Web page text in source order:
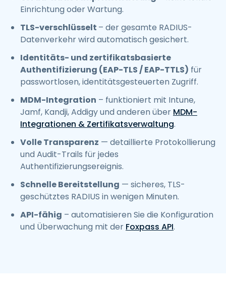
Einrichtung oder Wartung.
TLS-verschlüsselt – der gesamte RADIUS-
Datenverkehr wird automatisch gesichert.
Identitäts- und zertifikatsbasierte
Authentifizierung (EAP-TLS / EAP-TTLS) für
passwortlosen, identitätsgesteuerten Zugriff.
MDM-Integration – funktioniert mit Intune,
Jamf, Kandji, Addigy und anderen über MDM-
Integrationen & Zertifikatsverwaltung.
Volle Transparenz — detaillierte Protokollierung
und Audit-Trails für jedes
Authentifizierungsereignis.
Schnelle Bereitstellung — sicheres, TLS-
geschütztes RADIUS in wenigen Minuten.
API-fähig – automatisieren Sie die Konfiguration
und Überwachung mit der Foxpass API.